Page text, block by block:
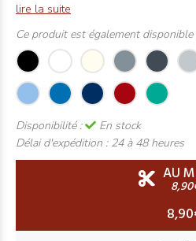
lire la suite
Ce produit est également
Disponibilité :
En stock
Délai d'expédition : 24 à 48 heures
AU